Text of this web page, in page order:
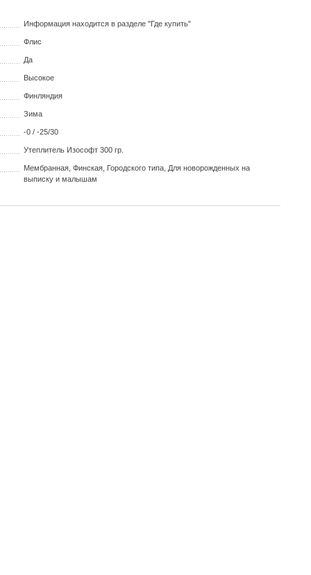
Информация находится в разделе "Где купить"
Флис
Да
Высокое
Финляндия
Зима
-0 / -25/30
Утеплитель Изософт 300 гр.
Мембранная, Финская, Городского типа, Для новорожденных на
выписку и малышам